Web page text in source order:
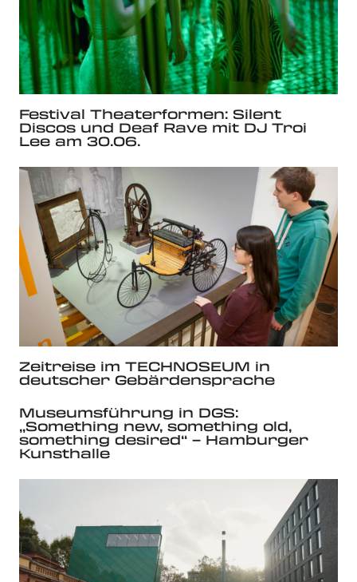
Festival Theaterformen: Silent
Discos und Deaf Rave mit DJ Troi
Lee am 30.06.
Zeitreise im TECHNOSEUM in
deutscher Gebärdensprache
Museumsführung in DGS:
„Something new, something old,
something desired“ – Hamburger
Kunsthalle